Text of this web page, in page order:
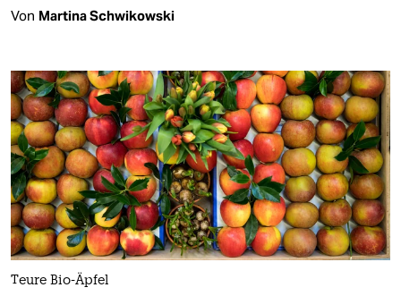
Von Martina Schwikowski
Teure Bio-Äpfel